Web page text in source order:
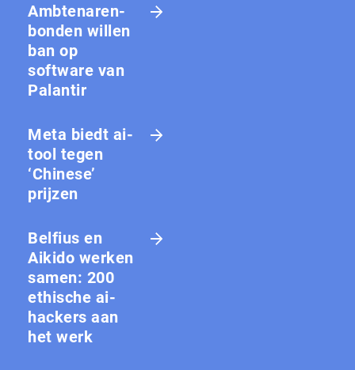
Amb­te­na­ren­
bon­den willen
ban op
software van
Palantir
Meta biedt ai-
tool tegen
‘Chinese’
prijzen
Belfius en
Aikido werken
samen: 200
ethische ai-
hackers aan
het werk